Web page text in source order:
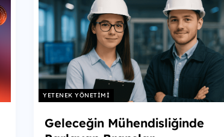
YETENEK YÖNETIMI
Geleceğin Mühendisliğinde